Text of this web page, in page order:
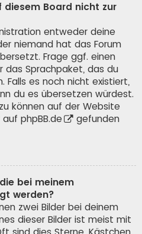
diesem Board nicht zur
entweder deine
niemand hat das Forum
Frage ggf. einen
das Sprachpaket, das du
Falls es noch nicht existiert,
du es übersetzen würdest.
können auf der Website
auf phpBB.de
gefunden
bei meinem
werden?
zwei Bilder bei deinem
dieser Bilder ist meist mit